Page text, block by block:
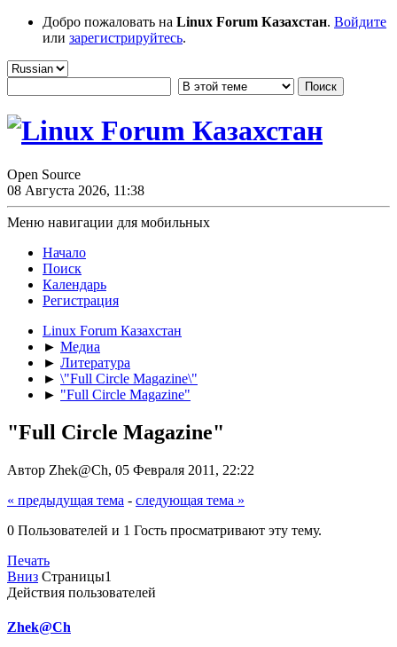
Добро пожаловать на Linux Forum Казахстан. Войдите
или зарегистрируйтесь.
Open Source
08 Августа 2026, 11:38
Меню навигации для мобильных
Начало
Поиск
Календарь
Регистрация
Linux Forum Казахстан
► Медиа
► Литература
► \"Full Circle Magazine\"
► "Full Circle Magazine"
"Full Circle Magazine"
Автор Zhek@Ch, 05 Февраля 2011, 22:22
« предыдущая тема - следующая тема »
0 Пользователей и 1 Гость просматривают эту тему.
Печать
Вниз Страницы1
Действия пользователей
Zhek@Ch